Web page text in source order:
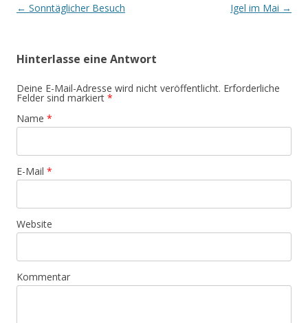
Artikel-Navigation
← Sonntäglicher Besuch Igel im Mai →
Hinterlasse eine Antwort
Deine E-Mail-Adresse wird nicht veröffentlicht. Erforderliche
Felder sind markiert *
Name *
E-Mail *
Website
Kommentar